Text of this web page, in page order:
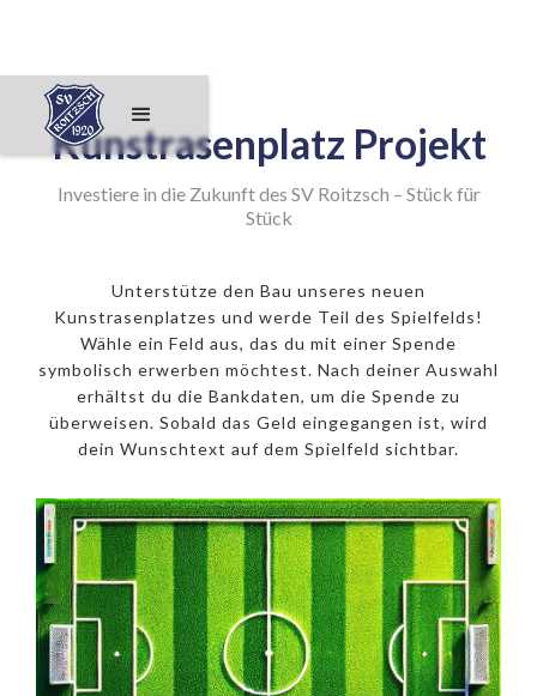
Kunstrasenplatz Projekt
Investiere in die Zukunft des SV Roitzsch – Stück für
Stück
Unterstütze den Bau unseres neuen
Kunstrasenplatzes und werde Teil des Spielfelds!
Wähle ein Feld aus, das du mit einer Spende
symbolisch erwerben möchtest. Nach deiner Auswahl
erhältst du die Bankdaten, um die Spende zu
überweisen. Sobald das Geld eingegangen ist, wird
dein Wunschtext auf dem Spielfeld sichtbar.